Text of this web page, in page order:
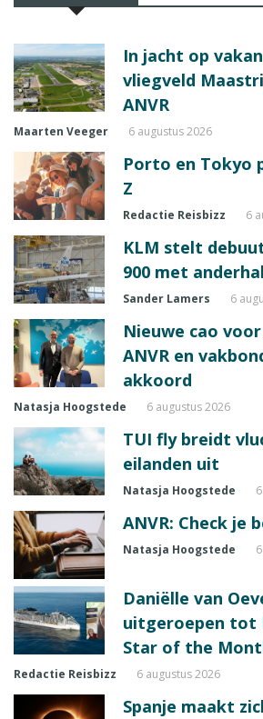
In jacht op
vliegveld
ANVR
Maarten Veeger 6 augustus 2026
Porto en Tokyo
Z
Redactie Reisbizz 6
KLM stelt
900 met
Sander Lamers 6
Nieuwe cao
ANVR en
akkoord
Natasja Hoogstede 6 augustus 2026
TUI fly breidt
eilanden uit
Natasja Hoogstede
ANVR: Check je
Natasja Hoogstede
Daniëlle van
uitgeroepen tot
Star of the
Redactie Reisbizz 6 augustus 2026
Spanje maakt